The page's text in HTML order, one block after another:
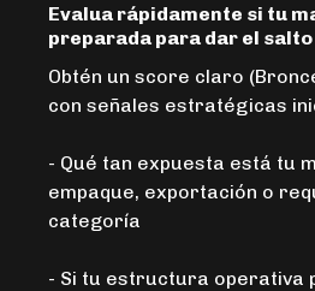
Evalua rápidamente si tu
preparada para dar el salto
Obtén un score claro
con señales estratégicas
- Qué tan expuesta está tu
empaque, exportación o
categoría
- Si tu estructura operativa